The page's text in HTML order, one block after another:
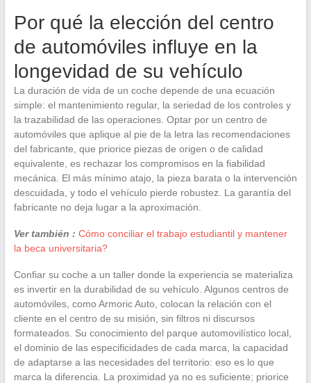
Por qué la elección del centro
de automóviles influye en la
longevidad de su vehículo
La duración de vida de un coche depende de una ecuación
simple: el mantenimiento regular, la seriedad de los controles y
la trazabilidad de las operaciones. Optar por un centro de
automóviles que aplique al pie de la letra las recomendaciones
del fabricante, que priorice piezas de origen o de calidad
equivalente, es rechazar los compromisos en la fiabilidad
mecánica. El más mínimo atajo, la pieza barata o la intervención
descuidada, y todo el vehículo pierde robustez. La garantía del
fabricante no deja lugar a la aproximación.
Ver también : Cómo conciliar el trabajo estudiantil y mantener
la beca universitaria?
Confiar su coche a un taller donde la experiencia se materializa
es invertir en la durabilidad de su vehículo. Algunos centros de
automóviles, como Armoric Auto, colocan la relación con el
cliente en el centro de su misión, sin filtros ni discursos
formateados. Su conocimiento del parque automovilístico local,
el dominio de las especificidades de cada marca, la capacidad
de adaptarse a las necesidades del territorio: eso es lo que
marca la diferencia. La proximidad ya no es suficiente; priorice